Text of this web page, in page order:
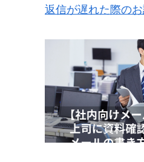
返信が遅れた際の